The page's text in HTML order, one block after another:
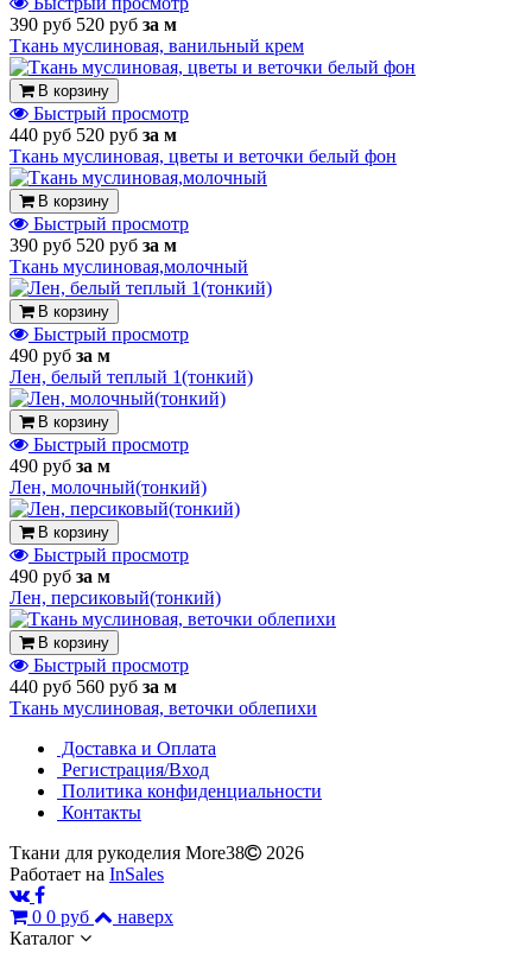
390 руб 520 руб за м
Ткань муслиновая, ванильный крем
В корзину
Быстрый просмотр
440 руб 520 руб за м
Ткань муслиновая, цветы и веточки белый фон
В корзину
Быстрый просмотр
390 руб 520 руб за м
Ткань муслиновая,молочный
В корзину
Быстрый просмотр
490 руб за м
Лен, белый теплый 1(тонкий)
В корзину
Быстрый просмотр
490 руб за м
Лен, молочный(тонкий)
В корзину
Быстрый просмотр
490 руб за м
Лен, персиковый(тонкий)
В корзину
Быстрый просмотр
440 руб 560 руб за м
Ткань муслиновая, веточки облепихи
Доставка и Оплата
Регистрация/Вход
Политика конфиденциальности
Контакты
Ткани для рукоделия More38
2026
Работает на InSales
0 0 руб
наверх
Каталог